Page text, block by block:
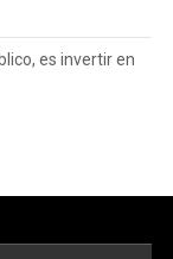
es invertir en